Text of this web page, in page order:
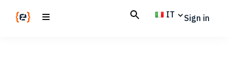
IT Sign in